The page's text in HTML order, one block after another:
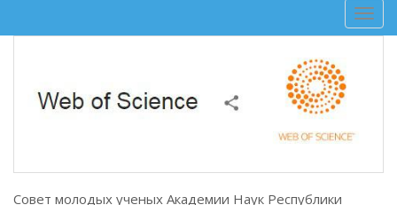
Совет молодых ученых Академии Наук Республики